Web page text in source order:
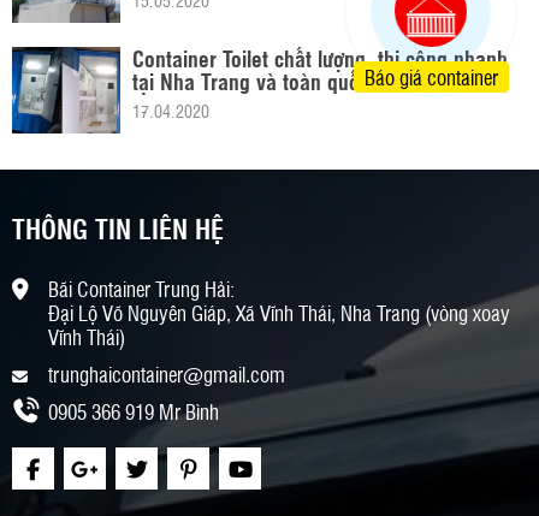
Container Toilet chất lượng, thi công nhanh
tại Nha Trang và toàn quốc
17.04.2020
THÔNG TIN LIÊN HỆ
Bãi Container Trung Hải:
Đại Lộ Võ Nguyên Giáp, Xã Vĩnh Thái, Nha Trang (vòng xoay
Vĩnh Thái)
trunghaicontainer@gmail.com
0905 366 919 Mr Bình
Báo giá container